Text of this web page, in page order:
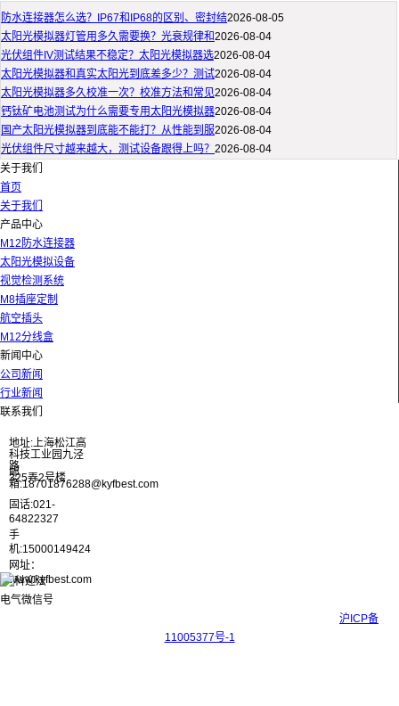
防水连接器怎么选？IP67和IP68的区别、密封结2026-08-05
太阳光模拟器灯管用多久需要换？光衰规律和2026-08-04
光伏组件IV测试结果不稳定？太阳光模拟器选2026-08-04
太阳光模拟器和真实太阳光到底差多少？测试2026-08-04
太阳光模拟器多久校准一次？校准方法和常见2026-08-04
钙钛矿电池测试为什么需要专用太阳光模拟器2026-08-04
国产太阳光模拟器到底能不能打？从性能到服2026-08-04
光伏组件尺寸越来越大，测试设备跟得上吗？ 2026-08-04
关于我们
首页
关于我们
产品中心
M12防水连接器
太阳光模拟设备
视觉检测系统
M8插座定制
航空插头
M12分线盒
新闻中心
公司新闻
行业新闻
联系我们
地址:上海松江高
科技工业园九泾
路
325弄2号楼
邮
箱:18701876288@kyfbest.com
固话:021-
64822327
手
机:15000149424
网址：
www.kyfbest.com
沪ICP备
11005377号-1